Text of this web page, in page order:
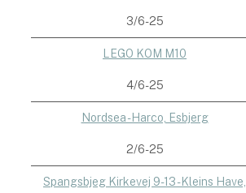
3/6-25
LEGO KOM M10
4/6-25
Nordsea - Harco, Esbjerg
2/6-25
Spangsbjeg Kirkevej 9-13 - Kleins Have,